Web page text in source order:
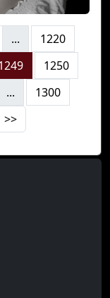
...
1220
1250
...
1300
>>